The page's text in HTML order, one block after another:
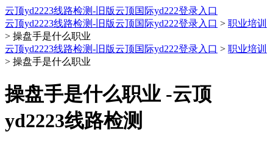
云顶yd2223线路检测-旧版云顶国际yd222登录入口
云顶yd2223线路检测-旧版云顶国际yd222登录入口 > 职业培训
> 操盘手是什么职业
云顶yd2223线路检测-旧版云顶国际yd222登录入口 > 职业培训
> 操盘手是什么职业
操盘手是什么职业 -云顶
yd2223线路检测